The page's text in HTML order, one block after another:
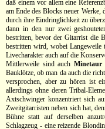
daß einem vor allem eine
am Ende des Blocks neuer
durch ihre Eindringlichkeit zu
dann in den nur zwei
bestritten, bevor der Gitarrist die
bestritten wird, wobei Langeweile
Livecharakter auch auf die
Mittlerweile sind auch Minetaur
Bauklötze, ob man da auch die
versprochen, aber zu hören ist
allerdings ohne deren Tribal-
Axtschwinger konzentriert sich
Zweitgitarristen neben sich hat,
Bühne statt auf derselben
Schlagzeug - eine reizende